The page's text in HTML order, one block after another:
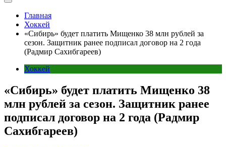
Главная
Хоккей
«Сибирь» будет платить Мищенко 38 млн рублей за
сезон. Защитник ранее подписал договор на 2 года
(Радмир Сахибгареев)
Хоккей
«Сибирь» будет платить Мищенко 38
млн рублей за сезон. Защитник ранее
подписал договор на 2 года (Радмир
Сахибгареев)